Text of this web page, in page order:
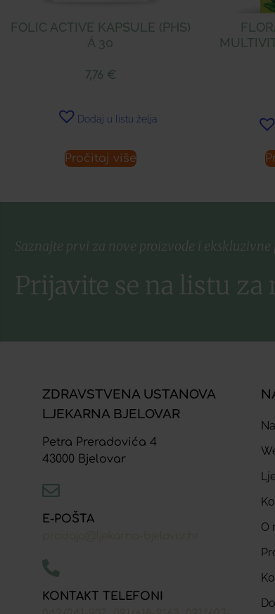
FOLIC ACTIVE KAPSULE (PHS)
Á 30
7,76 €
Dodaj u listu želja
Pročitaj više
Saznajte prvi za nove proizvode i ekskluzivne
Prijavite se na listu za
ZDRAVSTVENA USTANOVA
LJEKARNA BJELOVAR
Petra Preradovića 4
43000 Bjelovar
E-POŠTA
KONTAKT TELEFONI
O